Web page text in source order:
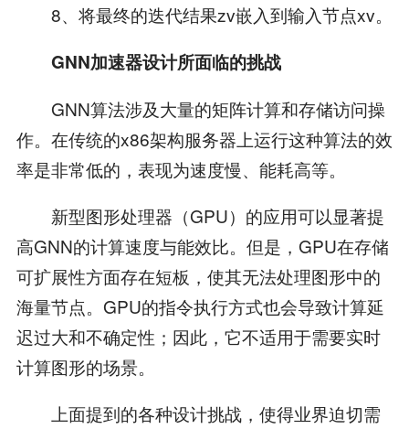
8、将最终的迭代结果zv嵌入到输入节点xv。
GNN加速器设计所面临的挑战
GNN算法涉及大量的矩阵计算和存储访问操
作。在传统的x86架构服务器上运行这种算法的效
率是非常低的，表现为速度慢、能耗高等。
新型图形处理器（GPU）的应用可以显著提
高GNN的计算速度与能效比。但是，GPU在存储
可扩展性方面存在短板，使其无法处理图形中的
海量节点。GPU的指令执行方式也会导致计算延
迟过大和不确定性；因此，它不适用于需要实时
计算图形的场景。
上面提到的各种设计挑战，使得业界迫切需